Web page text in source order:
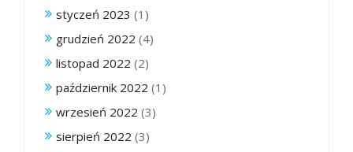
styczeń 2023 (1)
grudzień 2022 (4)
listopad 2022 (2)
październik 2022 (1)
wrzesień 2022 (3)
sierpień 2022 (3)